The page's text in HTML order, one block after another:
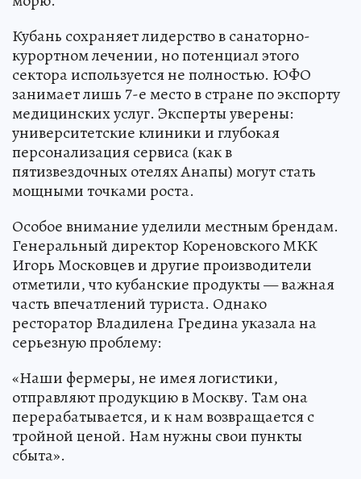
Кубань сохраняет лидерство в санаторно-
курортном лечении, но потенциал этого
сектора используется не полностью. ЮФО
занимает лишь 7-е место в стране по экспорту
медицинских услуг. Эксперты уверены:
университетские клиники и глубокая
персонализация сервиса (как в
пятизвездочных отелях Анапы) могут стать
мощными точками роста.
Особое внимание уделили местным брендам.
Генеральный директор Кореновского МКК
Игорь Московцев и другие производители
отметили, что кубанские продукты — важная
часть впечатлений туриста. Однако
ресторатор Владилена Гредина указала на
серьезную проблему:
«Наши фермеры, не имея логистики,
отправляют продукцию в Москву. Там она
перерабатывается, и к нам возвращается с
тройной ценой. Нам нужны свои пункты
сбыта».